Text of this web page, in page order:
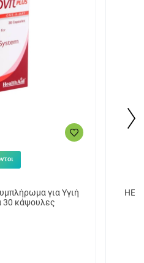
για Υγιή
30 κάψουλες